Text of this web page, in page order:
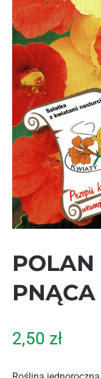
POLAN
PNĄCA
2,50 zł